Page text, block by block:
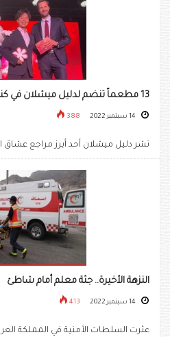
13 مطعماً تنضم لدليل ميشلان في كندا
388
نشر دليل ميشلان أحد أبرز مراجع عشاق
النزهة الأخيرة.. جثة معلم أمام شاطئ
413
عثرت السلطات الأمنية في المملكة